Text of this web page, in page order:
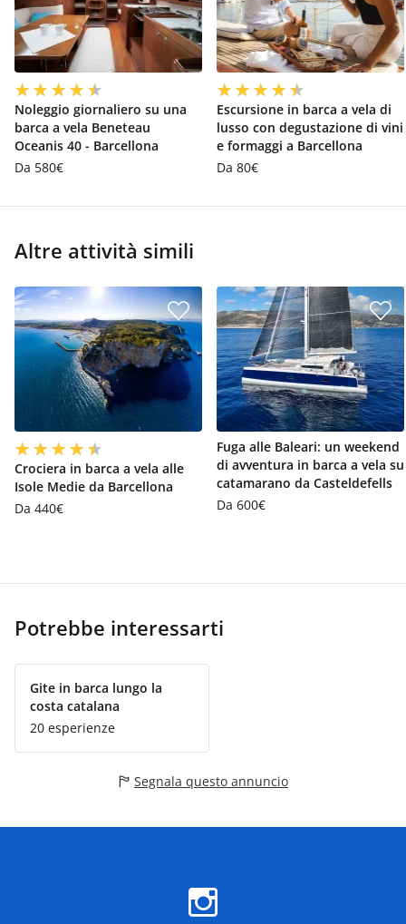
Noleggio giornaliero su una
barca a vela Beneteau
Oceanis 40 - Barcellona
Da 580€
Escursione in barca a vela di
lusso con degustazione di vini
e formaggi a Barcellona
Da 80€
Altre attività simili
Crociera in barca a vela alle
Isole Medie da Barcellona
Da 440€
Fuga alle Baleari: un weekend
di avventura in barca a vela su
catamarano da Casteldefells
Da 600€
Potrebbe interessarti
Gite in barca lungo la
costa catalana
20 esperienze
Segnala questo annuncio